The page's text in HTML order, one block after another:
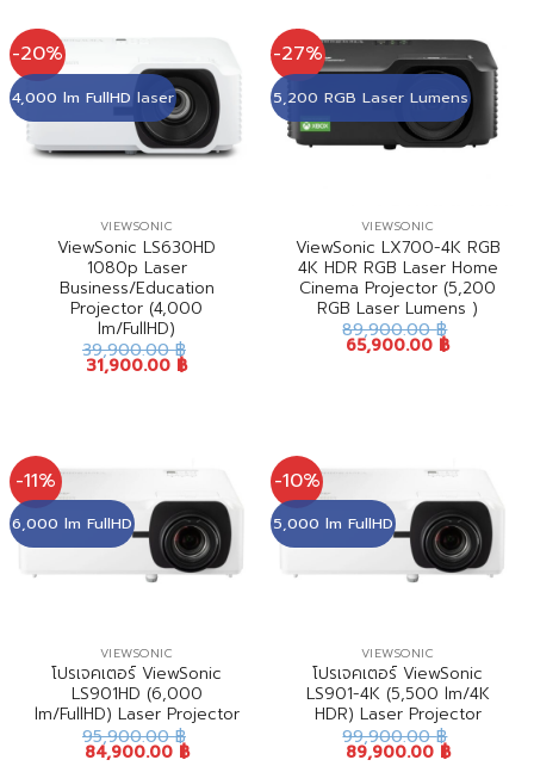
-20%
4,000 lm FullHD laser
VIEWSONIC
ViewSonic LS630HD
1080p Laser
Business/Education
Projector (4,000
lm/FullHD)
39,900.00฿
31,900.00 ฿
-27%
5,200 RGB Laser Lumens
VIEWSONIC
ViewSonic LX700-4K RGB
4K HDR RGB Laser Home
Cinema Projector (5,200
RGB Laser Lumens )
89,900.00฿
65,900.00 ฿
-11%
6,000 lm FullHD
VIEWSONIC
โปรเจคเตอร์ ViewSonic
LS901HD (6,000
lm/FullHD) Laser Projector
95,900.00฿
84,900.00 ฿
-10%
5,000 lm FullHD
VIEWSONIC
โปรเจคเตอร์ ViewSonic
LS901-4K (5,500 lm/4K
HDR) Laser Projector
99,900.00฿
89,900.00 ฿